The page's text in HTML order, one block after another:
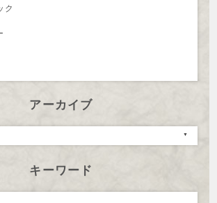
ク
アーカイブ
キーワード